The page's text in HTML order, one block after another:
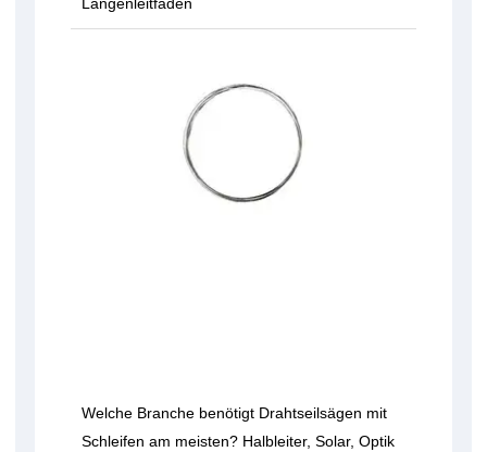
Längenleitfaden
Welche Branche benötigt Drahtseilsägen mit
Schleifen am meisten? Halbleiter, Solar, Optik